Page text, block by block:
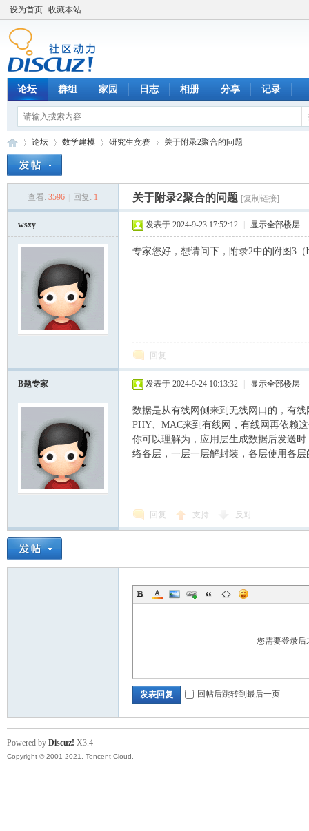
设为首页 收藏本站
论坛 群组 家园 日志 相册 分享 记录
论坛
›
数学建模
›
研究生竞赛 关于附录2聚合的问题
查看: 3596 回复: 1 关于附录2聚合的问题 [复制链接]
wsxy 发表于 2024-9-23 17:52:12 显示全部楼层
专家您好，想请问下，附录2中的附图3
回复
B题专家 发表于 2024-9-24 10:13:32 显示全部楼层
数据是从有线网侧来到无线网口的，有
PHY、MAC来到有线网，有线网再依赖
你可以理解为，应用层生成数据后发送
络各层，一层一层解封装，各层使用各
回复 支持 反对
您需要登录
发表回复 回帖后跳转到最后一页
Powered by Discuz! X3.4
Copyright © 2001-2021, Tencent Cloud.